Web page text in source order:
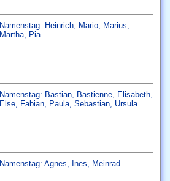
Namenstag: Heinrich, Mario, Marius
Martha, Pia
Namenstag: Bastian, Bastienne, Elisabeth,
Else, Fabian, Paula, Sebastian, Ursula
Namenstag: Agnes Ines Meinrad